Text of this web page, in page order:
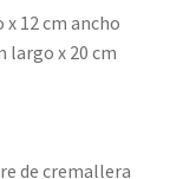
x 12 cm ancho
largo x 20 cm
de cremallera